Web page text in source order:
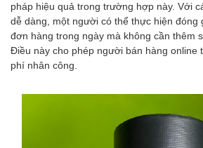
pháp hiệu quả trong trường hợp này. Với
dễ dàng, một người có thể thực hiện đóng
đơn hàng trong ngày mà không cần thêm
Điều này cho phép người bán hàng online
phí nhân công.